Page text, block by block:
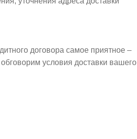
договора самое приятное –
условия доставки вашего